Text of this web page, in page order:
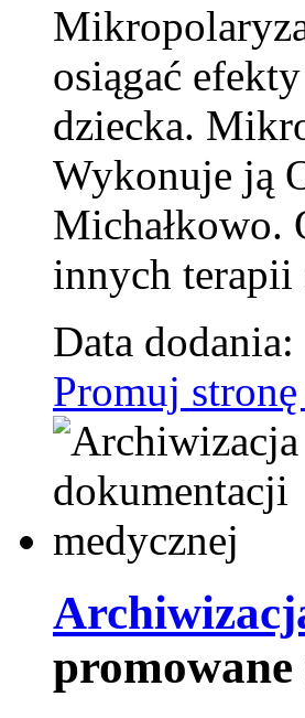
osiągać
dziecka.
Wykonuje ją
Michałkowo.
innych terapii
Data
Promuj